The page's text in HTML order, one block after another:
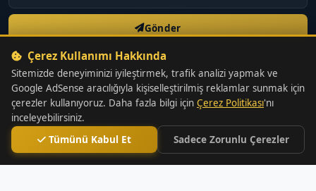
Gönder
Sitedeki bilgiler yatırım tavsiyesi değildir. Yatırım kararlarınızdan
doğacak kar veya zarar tamamen size aittir.
2026 Yerel Altın. Tüm hakları saklıdır.
Çerez Kullanımı Hakkında
Sitemizde deneyiminizi iyileştirmek, trafik analizi yapmak ve
Google AdSense aracılığıyla kişiselleştirilmiş reklamlar sunmak için
çerezler kullanıyoruz. Daha fazla bilgi için Çerez Politikası'nı
inceleyebilirsiniz.
Tümünü Kabul Et Sadece Zorunlu Çerezler